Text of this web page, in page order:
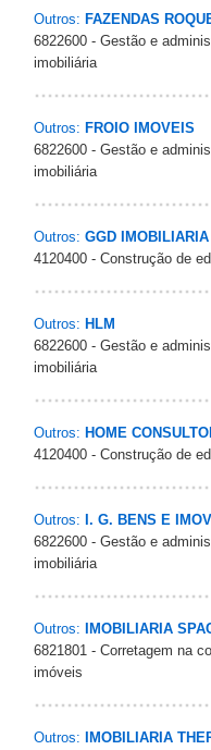
Outros: FAZENDAS
6822600 - Gestão e
imobiliária
Outros: FROIO IMOVEIS
6822600 - Gestão e
imobiliária
Outros: GGD IMOBILIARIA
4120400 - Construção de
Outros: HLM
6822600 - Gestão e
imobiliária
Outros: HOME
4120400 - Construção de
Outros: I. G. BENS E
6822600 - Gestão e
imobiliária
Outros:
IMOBILIARIA
6821801 - Corretagem na
imóveis
Outros:
IMOBILIARIA